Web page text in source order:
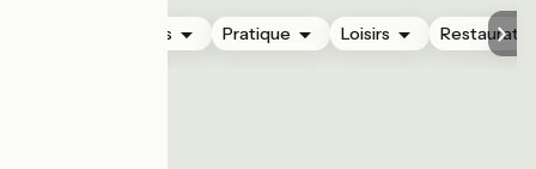
Hébergements Pratique Loisirs